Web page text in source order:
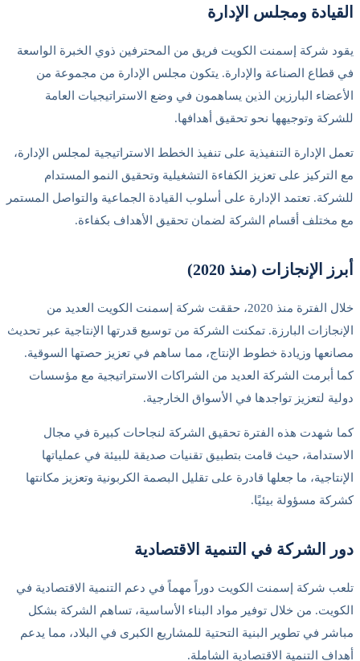
ومجلس الإدارة
شركة إسمنت الكويت فريق من المحترفين ذوي الخبرة الواسعة
قطاع الصناعة والإدارة. يتكون مجلس الإدارة من مجموعة من
البارزين الذين يساهمون في وضع الاستراتيجيات العامة
وتوجيهها نحو تحقيق أهدافها.
الإدارة التنفيذية على تنفيذ الخطط الاستراتيجية لمجلس الإدارة،
التركيز على تعزيز الكفاءة التشغيلية وتحقيق النمو المستدام
تعتمد الإدارة على أسلوب القيادة الجماعية والتواصل المستمر
مختلف أقسام الشركة لضمان تحقيق الأهداف بكفاءة.
الإنجازات (منذ 2020)
خلال الفترة منذ 2020، حققت شركة إسمنت الكويت العديد من
البارزة. تمكنت الشركة من توسيع قدرتها الإنتاجية عبر تحديث
وزيادة خطوط الإنتاج، مما ساهم في تعزيز حصتها السوقية.
أبرمت الشركة العديد من الشراكات الاستراتيجية مع مؤسسات
لتعزيز تواجدها في الأسواق الخارجية.
شهدت هذه الفترة تحقيق الشركة لنجاحات كبيرة في مجال
حيث قامت بتطبيق تقنيات صديقة للبيئة في عملياتها
ما جعلها قادرة على تقليل البصمة الكربونية وتعزيز مكانتها
مسؤولة بيئيًا.
الشركة في التنمية الاقتصادية
شركة إسمنت الكويت دوراً مهماً في دعم التنمية الاقتصادية في
من خلال توفير مواد البناء الأساسية، تساهم الشركة بشكل
في تطوير البنية التحتية للمشاريع الكبرى في البلاد، مما يدعم
التنمية الاقتصادية الشاملة.